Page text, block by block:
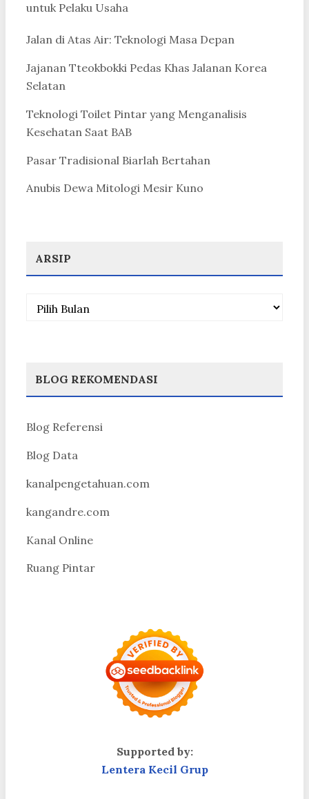
untuk Pelaku Usaha
Jalan di Atas Air: Teknologi Masa Depan
Jajanan Tteokbokki Pedas Khas Jalanan Korea
Selatan
Teknologi Toilet Pintar yang Menganalisis
Kesehatan Saat BAB
Pasar Tradisional Biarlah Bertahan
Anubis Dewa Mitologi Mesir Kuno
ARSIP
Arsip
BLOG REKOMENDASI
Blog Referensi
Blog Data
kanalpengetahuan.com
kangandre.com
Kanal Online
Ruang Pintar
Supported by:
Lentera Kecil Grup